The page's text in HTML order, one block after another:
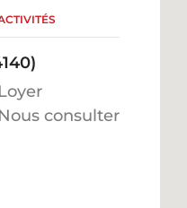
Loyer
Nous consulter